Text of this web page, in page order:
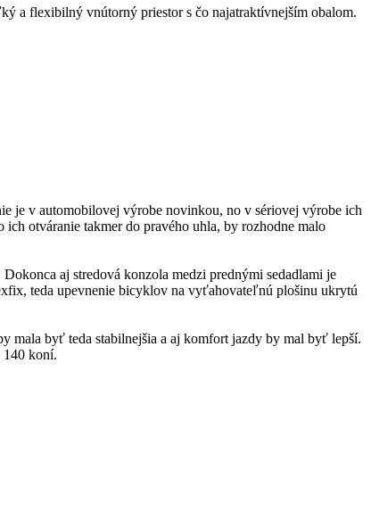
a flexibilný vnútorný priestor s čo najatraktívnejším obalom.
je v automobilovej výrobe novinkou, no v sériovej výrobe ich
otváranie takmer do pravého uhla, by rozhodne malo
aj stredová konzola medzi prednými sedadlami je
teda upevnenie bicyklov na vyťahovateľnú plošinu ukrytú
mala byť teda stabilnejšia a aj komfort jazdy by mal byť lepší.
140 koní.